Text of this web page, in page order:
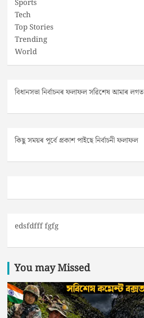
Sports
Tech
Top Stories
Trending
World
বিধানসভা নিৰ্বাচনৰ ফলাফল সৱিশেষ আমাৰ লগত
কিছু সময়ৰ পূৰ্বে প্ৰকাশ পাইছে নিৰ্বাচনী ফলাফল
edsfdfff fgfg
You may Missed